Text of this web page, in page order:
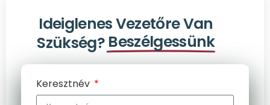
Ideiglenes Vezetőre Van
Szükség? Beszélgessünk
Keresztnév